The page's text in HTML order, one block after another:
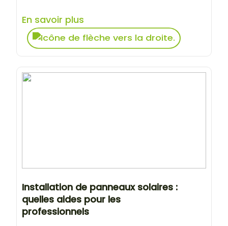
En savoir plus
Installation de panneaux solaires :
quelles aides pour les
professionnels